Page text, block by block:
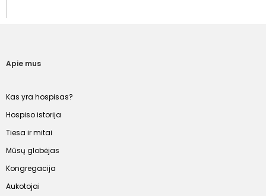
Apie mus
Kas yra hospisas?
Hospiso istorija
Tiesa ir mitai
Mūsų globėjas
Kongregacija
Aukotojai